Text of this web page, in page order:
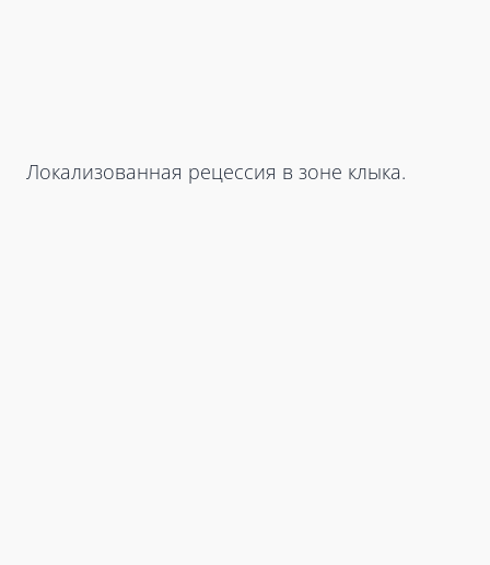
Локализованная рецессия в зоне клыка.